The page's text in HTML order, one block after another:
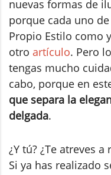
nuevas formas de
porque cada uno
Propio Estilo como
otro artículo. Pero
tengas mucho
cabo, porque en
que separa la
delgada.
¿Y tú? ¿Te atreves
Si ya has realizado